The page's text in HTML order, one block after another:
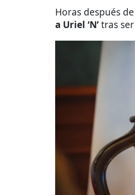
Horas después
a Uriel ‘N’tras